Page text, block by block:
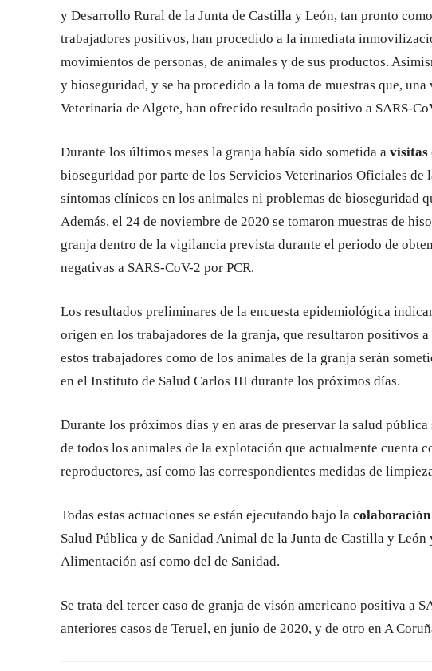
y Desarrollo Rural de la Junta de Castilla y León, tan pronto
trabajadores positivos, han procedido a la inmediata
movimientos de personas, de animales y de sus productos.
y bioseguridad, y se ha procedido a la toma de muestras que,
Veterinaria de Algete, han ofrecido resultado positivo a SARS-
Durante los últimos meses la granja había sido sometida a visitas
bioseguridad por parte de los Servicios Veterinarios Oficiales de
síntomas clínicos en los animales ni problemas de bioseguridad
Además, el 24 de noviembre de 2020 se tomaron muestras de
granja dentro de la vigilancia prevista durante el periodo de
negativas a SARS-CoV-2 por PCR.
Los resultados preliminares de la encuesta epidemiológica
origen en los trabajadores de la granja, que resultaron positivos
estos trabajadores como de los animales de la granja serán
en el Instituto de Salud Carlos III durante los próximos días.
Durante los próximos días y en aras de preservar la salud
de todos los animales de la explotación que actualmente cuenta
reproductores, así como las correspondientes medidas de
Todas estas actuaciones se están ejecutando bajo la
Salud Pública y de Sanidad Animal de la Junta de Castilla y
Alimentación así como del de Sanidad.
Se trata del tercer caso de granja de visón americano positiva a
anteriores casos de Teruel, en junio de 2020, y de otro en A